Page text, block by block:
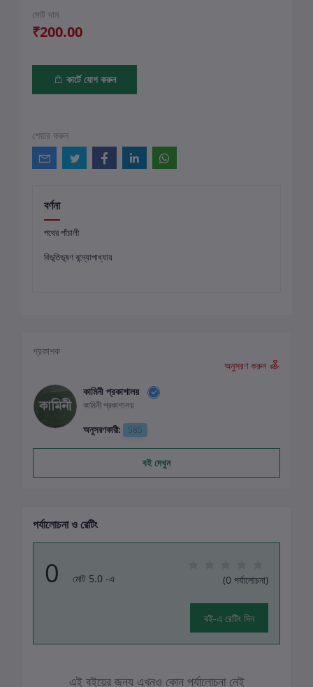
মোট দাম
₹200.00
কার্টে যোগ করুন
শেয়ার করুন
বর্ণনা
পথের পাঁচালী
বিভূতিভূষণ বন্দ্যোপাধ্যায়
প্রকাশক
অনুসরণ করুন
কামিনী প্রকাশালয়
কামিনী প্রকাশালয়
অনুসরণকারী:
585
বই দেখুন
পর্যালোচনা ও রেটিং
0 মোট 5.0 -এ (0 পর্যালোচনা)
বই-এ রেটিং দিন
এই বইয়ের জন্য এখনও কোন পর্যালোচনা নেই